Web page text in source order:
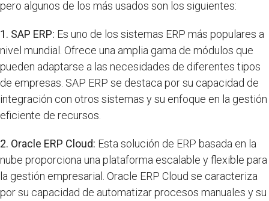
pero algunos de los más usados son los siguientes:
1. SAP ERP: Es uno de los sistemas ERP más populares a
nivel mundial. Ofrece una amplia gama de módulos que
pueden adaptarse a las necesidades de diferentes tipos
de empresas. SAP ERP se destaca por su capacidad de
integración con otros sistemas y su enfoque en la gestión
eficiente de recursos.
2. Oracle ERP Cloud: Esta solución de ERP basada en la
nube proporciona una plataforma escalable y flexible para
la gestión empresarial. Oracle ERP Cloud se caracteriza
por su capacidad de automatizar procesos manuales y su